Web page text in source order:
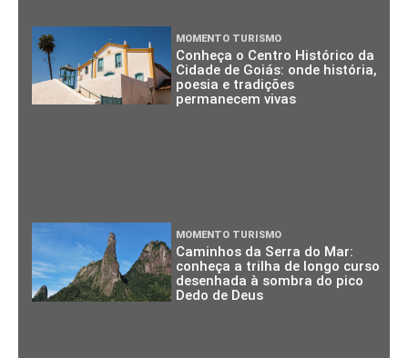
MOMENTO TURISMO
Conheça o Centro Histórico da
Cidade de Goiás: onde história,
poesia e tradições
permanecem vivas
MOMENTO TURISMO
Caminhos da Serra do Mar:
conheça a trilha de longo curso
desenhada à sombra do pico
Dedo de Deus